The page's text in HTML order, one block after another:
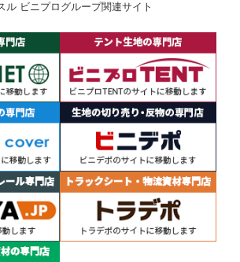
ル ビニプログループ関連サイト